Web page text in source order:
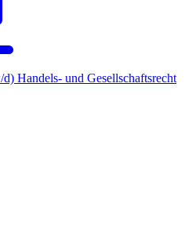
Handels- und Gesellschaftsrecht